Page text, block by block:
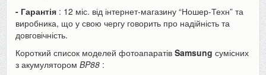
- Гарантія : 12 міс. від інтернет-магазину “Ношер-Техн” та
виробника, що у свою чергу говорить про надійність та
довговічність.
Короткий список моделей фотоапаратів Samsung сумісних
з акумулятором BP88 :